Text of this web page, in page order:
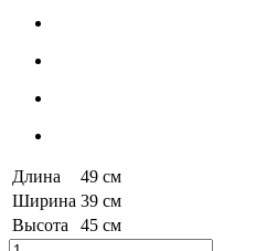
Длина
49 см
Ширина 39 см
Высота
45 см